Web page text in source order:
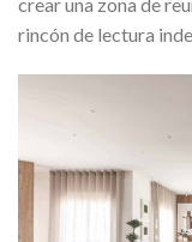
crear una zona de
rincón de lectura